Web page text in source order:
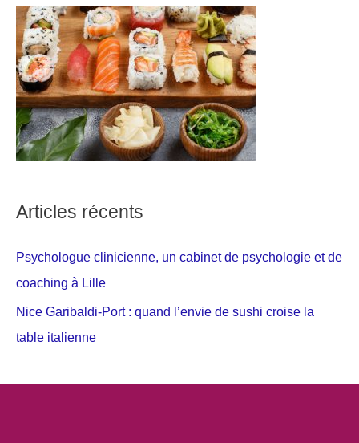
Articles récents
Psychologue clinicienne, un cabinet de psychologie et de
coaching à Lille
Nice Garibaldi-Port : quand l’envie de sushi croise la
table italienne